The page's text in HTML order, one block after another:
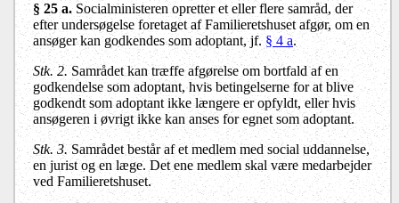
§ 25 a.Socialministerenopretter et eller flere samråd, der
efter undersøgelse foretaget af Familieretshuset afgør, om en
ansøger kan godkendes som adoptant, jf. § 4 a.
Stk. 2. Samrådet kan træffe afgørelse om bortfald af en
godkendelse som adoptant, hvis betingelserne for at blive
godkendt som adoptant ikke længere er opfyldt, eller hvis
ansøgeren i øvrigt ikke kan anses for egnet som adoptant.
Stk. 3. Samrådet består af et medlem med social uddannelse,
en jurist og en læge. Det ene medlem skal være medarbejder
ved Familieretshuset.